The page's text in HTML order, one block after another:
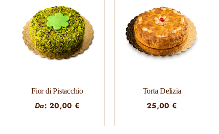
Fior di Pistacchio
Da:20,00 €
Torta Delizia
25,00 €